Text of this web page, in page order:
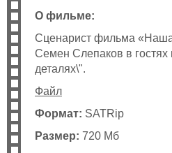
О фильме:
Сценарист фильма
Семен Слепаков в
деталях\".
Файл
Формат: SATRip
Размер: 720 Мб